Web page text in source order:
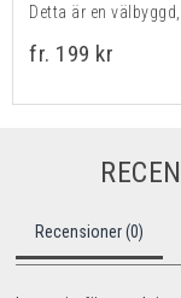
Detta är en
fr. 199 kr
Recensioner (0)